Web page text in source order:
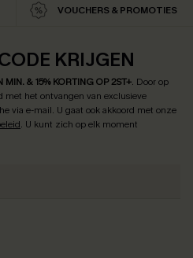
VOUCHERS & PROMOTIES
KRIJGEN
MIN. & 15% KORTING OP 2ST+. Door op
met het ontvangen van exclusieve
via e-mail. U gaat ook akkoord met onze
. U kunt zich op elk moment